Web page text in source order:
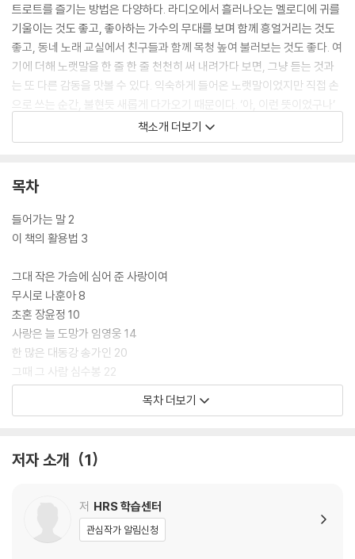
트로트를 즐기는 방법은 다양하다. 라디오에서 흘러나오는 멜로디에 귀를
기울이는 것도 좋고, 좋아하는 가수의 무대를 보며 함께 흥얼거리는 것도
좋고, 동네 노래 교실에서 친구들과 함께 목청 높여 불러보는 것도 좋다. 여
기에 더해 노랫말을 한 줄 한 줄 천천히 써 내려가다 보면, 그냥 듣는 것과
는 또 다른 감동을 맛볼 수 있다. 익숙하게 들어온 노랫말이었지만 직접 손
으로 쓰는 순간, 불현듯 새롭게 다가오기 때문이다. ‘아, 이런 뜻이었구나’
하고 가슴이 먹먹해지는 그 순간, 트로트는 단순히 노래를 넘어 나의 이야
기가 된다.
『매일 두뇌 건강 트로트 필사』는 인생의 희로애락이 녹아 있는 트로트 명
글자를 옮겨 적는 것만 아니라, 오감을 활용하는 것이 이 책의 특징이다. 본
문에 수록된 QR코드를 통해 가수의 목소리를 들으며 입으로 노래 부르고,
극 효과를 극대화한다. 직접 손으로 옮겨 적는 필사 작업은 손가락 끝의 섬
세한 움직임을 통해 뇌의 전두엽을 활성화해 기억력을 높이고 치매 예방에
도 탁월한 효과가 있다.
이 책은 전체 3부로 구성되었다. 1부에서는 사랑과 그리움의 정서를 담은
곡들을, 2부에서는 지난 세월을 반추하는 곡들을 수록했고, 마지막 3부에
서는 삶의 깊은 지혜가 담긴 곡들을 배치하여 각 세대가 삶에서 마주한 경
험과 감정을 공감할 수 있도록 구성했다. 또 각 부의 마지막에 삽입된 ‘가로
책소개 더보기
목차
들어가는 말 2
이 책의 활용법 3
그대 작은 가슴에 심어 준 사랑이여
무시로 나훈아 8
초혼 장윤정 10
사랑은 늘 도망가 임영웅 14
한 많은 대동강 송가인 20
그때 그 사람 심수봉 22
울긴 왜 울어 이찬원 26
남자는 배 여자는 항구 심수봉 40
정 주고 떠난 사람 현철 50
사랑의 트위스트 설운도 52
목차 더보기
저자 소개 1
저 HRS 학습센터
관심작가 알림신청